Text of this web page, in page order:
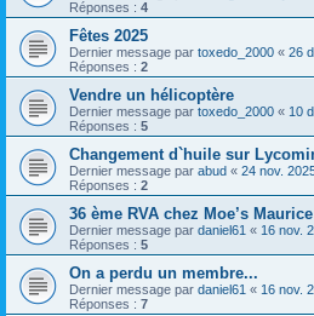
Réponses : 4
Fêtes 2025
Dernier message par toxedo_2000 « 26
Réponses : 2
Vendre un hélicoptère
Dernier message par toxedo_2000 « 10
Réponses : 5
Changement d`huile sur
Dernier message par abud « 24 nov.
Réponses : 2
36 ème RVA chez Moe’s
Dernier message par daniel61 « 16 nov.
Réponses : 5
On a perdu un membre...
Dernier message par daniel61 « 16 nov.
Réponses : 7